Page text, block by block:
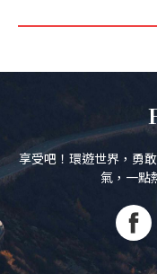
享受吧！環遊世界，勇
氣，一點